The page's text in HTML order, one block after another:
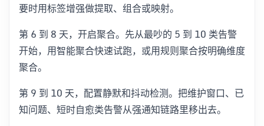
要时用标签增强做提取、组合或映射。
第 6 到 8 天，开启聚合。先从最吵的 5 到 10 类告警
开始，用智能聚合快速试跑，或用规则聚合按明确维度
聚合。
第 9 到 10 天，配置静默和抖动检测。把维护窗口、已
知问题、短时自愈类告警从强通知链路里移出去。